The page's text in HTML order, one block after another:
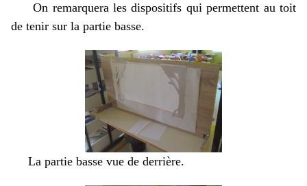
On remarquera les dispositifs qui permettent au toit
de tenir sur la partie basse.
La partie basse vue de derrière.